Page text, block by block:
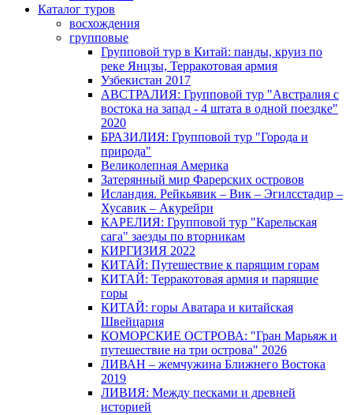
Каталог туров
восхождения
групповые
Групповой тур в Китай: панды, круиз по
реке Янцзы, Терракотовая армия
Узбекистан 2017
АВСТРАЛИЯ: Групповой тур "Австралия с
востока на запад - 4 штата в одной поездке"
2020
БРАЗИЛИЯ: Групповой тур "Города и
природа"
Великолепная Америка
Затерянный мир Фарерских островов
Исландия. Рейкьявик – Вик – Эгилсстадир –
Хусавик – Акурейри
КАРЕЛИЯ: Групповой тур "Карельская
сага" заезды по вторникам
КИРГИЗИЯ 2022
КИТАЙ: Путешествие к парящим горам
КИТАЙ: Терракотовая армия и парящие
горы
КИТАЙ: горы Аватара и китайская
Швейцария
КОМОРСКИЕ ОСТРОВА: "Гран Марьяж и
путешествие на три острова" 2026
ЛИВАН – жемчужина Ближнего Востока
2019
ЛИВИЯ: Между песками и древней
историей